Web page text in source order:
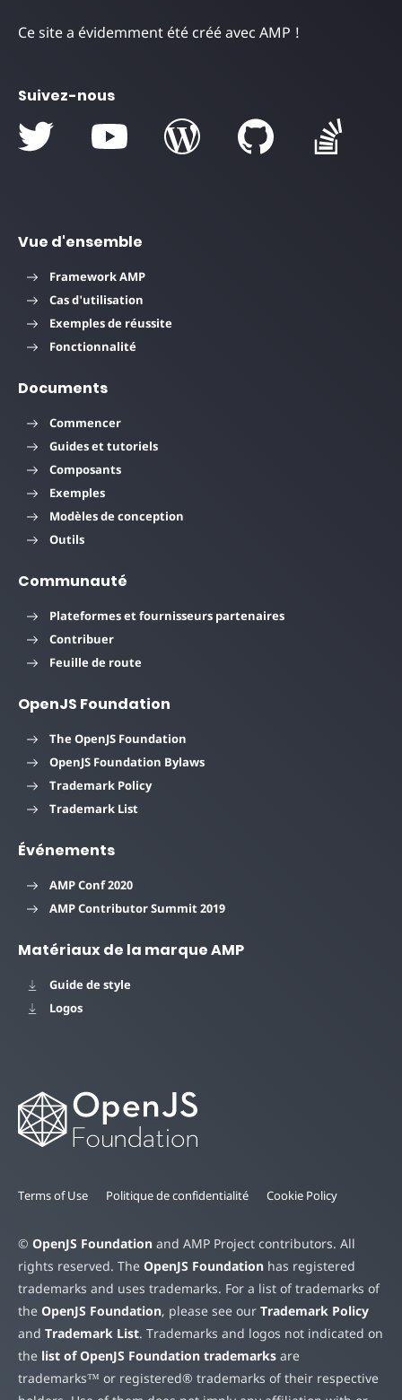
Ce site a évidemment été créé avec AMP !
Suivez-nous
Vue d'ensemble
Framework AMP
Cas d'utilisation
Exemples de réussite
Fonctionnalité
Documents
Commencer
Guides et tutoriels
Composants
Exemples
Modèles de conception
Outils
Communauté
Plateformes et fournisseurs partenaires
Contribuer
Feuille de route
OpenJS Foundation
The OpenJS Foundation
OpenJS Foundation Bylaws
Trademark Policy
Trademark List
Événements
AMP Conf 2020
AMP Contributor Summit 2019
Matériaux de la marque AMP
Guide de style
Logos
Terms of Use Politique de confidentialité Cookie Policy
© OpenJS Foundation and AMP Project contributors. All
rights reserved. The OpenJS Foundation has registered
trademarks and uses trademarks. For a list of trademarks of
the OpenJS Foundation, please see our Trademark Policy
and Trademark List. Trademarks and logos not indicated on
the list of OpenJS Foundation trademarks are
trademarks™ or registered® trademarks of their respective